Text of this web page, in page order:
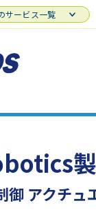
サービス一覧
御 アクチ